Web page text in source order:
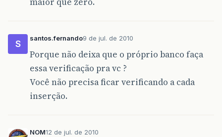
S
santos.fernando9 de jul. de 2010
Porque não deixa que o próprio banco faça
essa verificação pra vc ?
Você não precisa ficar verificando a cada
inserção.
NOM12 de jul. de 2010